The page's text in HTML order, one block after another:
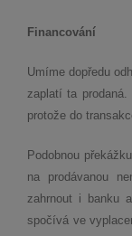
Financování
Umíme dopředu
zaplatí ta
protože do
Podobnou
na prodávanou
zahrnout i banku
spočívá ve